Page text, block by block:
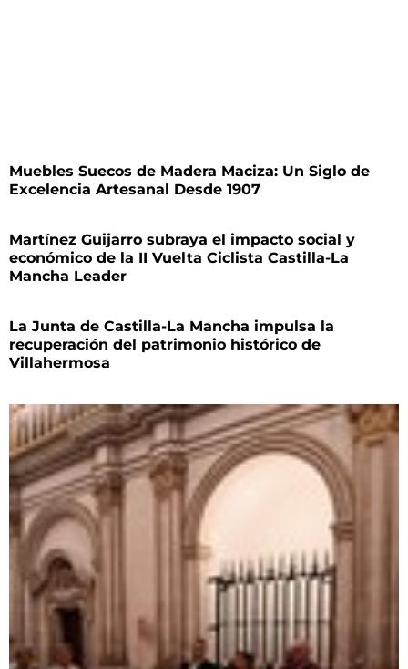
Muebles Suecos de Madera Maciza: Un Siglo de
Excelencia Artesanal Desde 1907
Martínez Guijarro subraya el impacto social y
económico de la II Vuelta Ciclista Castilla-La
Mancha Leader
La Junta de Castilla-La Mancha impulsa la
recuperación del patrimonio histórico de
Villahermosa